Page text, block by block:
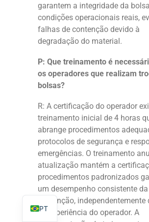
garantem a integridade da
condições operacionais reais,
falhas de contenção devido à
degradação do material.
P: Que treinamento é
os operadores que realizam
bolsas?
R: A certificação do operador
treinamento inicial de 4 horas
abrange procedimentos
protocolos de segurança e
emergências. O treinamento
atualização mantém a
procedimentos padronizados
um desempenho consistente da
contenção, independentemente
de experiência do operador. A
PT
EN
FR
IT
RU
RO
PL
TR